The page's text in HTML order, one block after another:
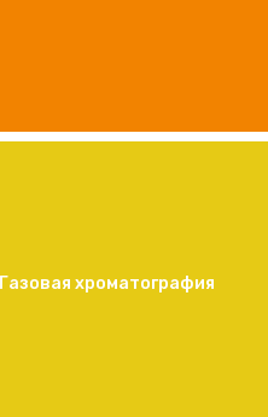
Газовая хроматография